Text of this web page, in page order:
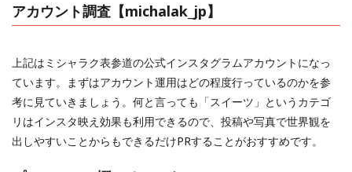
アカウント調査【michalak_jp】
上記はミシャラク表参道の公式インスタグラムアカウントになっ
ています。まずはアカウント運用はどの程度行っているのかを参
考に見ていきましょう。何と言っても「スイーツ」というカテゴ
リはインスタ映え効果も利用できるので、投稿や写真で世界観を
出しやすいことからもできるだけPRすることがおすすめです。